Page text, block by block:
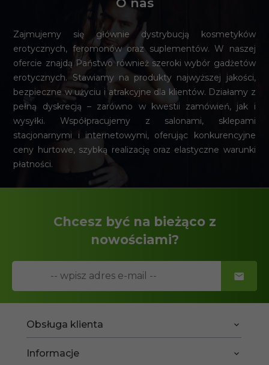
Zajmujemy się głównie dystrybucją kosmetyków
erotycznych, feromonów oraz suplementów. W naszej
ofercie znajdą Państwo również szeroki wybór gadżetów
erotycznych. Stawiamy na produkty najwyższej jakości,
bezpieczne w użyciu i atrakcyjne dla klientów. Działamy z
pełną dyskrecją – zarówno w kwestii zamówień, jak i
wysyłki. Współpracujemy z salonami, sklepami
stacjonarnymi i internetowymi, oferując konkurencyjne
ceny hurtowe, szybką realizację oraz elastyczne warunki
płatności.
Chcesz być na bieżąco z
nowościami?
Obsługa klienta
Informacje